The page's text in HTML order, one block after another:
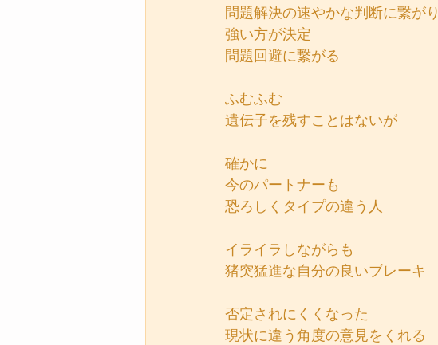
問題解決の速やかな判断に繋がり
強い方が決定
問題回避に繋がる
ふむふむ
遺伝子を残すことはないが
確かに
今のパートナーも
恐ろしくタイプの違う人
イライラしながらも
猪突猛進な自分の良いブレーキ
否定されにくくなった
現状に違う角度の意見をくれる